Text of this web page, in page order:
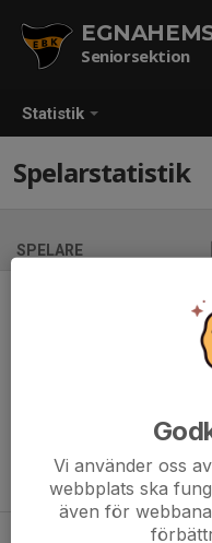
Statistik
Seniorsektion
Spelarstatistik
SPELARE
Ingen
När ni fyller i uppställning
Vi använder oss
webbplats ska
även för